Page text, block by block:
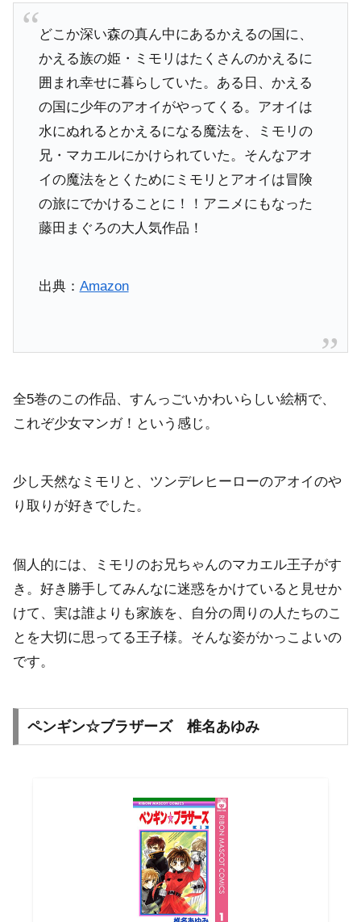
どこか深い森の真ん中にあるかえるの国に、
かえる族の姫・ミモリはたくさんのかえるに
囲まれ幸せに暮らしていた。ある日、かえる
の国に少年のアオイがやってくる。アオイは
水にぬれるとかえるになる魔法を、ミモリの
兄・マカエルにかけられていた。そんなアオ
イの魔法をとくためにミモリとアオイは冒険
の旅にでかけることに！！アニメにもなった
藤田まぐろの大人気作品！
出典： Amazon
全5巻のこの作品、すんっごいかわいらしい絵柄で、
これぞ少女マンガ！という感じ。
少し天然なミモリと、ツンデレヒーローのアオイのや
り取りが好きでした。
個人的には、ミモリのお兄ちゃんのマカエル王子がす
き。好き勝手してみんなに迷惑をかけていると見せか
けて、実は誰よりも家族を、自分の周りの人たちのこ
とを大切に思ってる王子様。そんな姿がかっこよいの
です。
ペンギン☆ブラザーズ 椎名あゆみ